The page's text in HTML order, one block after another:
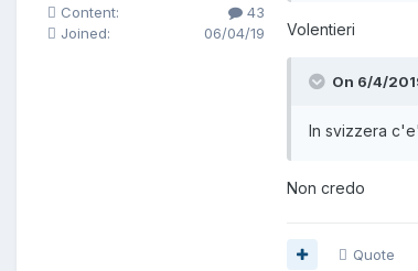
Content:
43
Joined:
06/04/19 Volentieri
On 6/4/
In svizzera
Non credo
Quote